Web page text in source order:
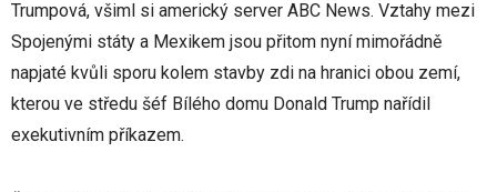
Trumpová, všiml si americký server ABC News. Vztahy mezi
Spojenými státy a Mexikem jsou přitom nyní mimořádně
napjaté kvůli sporu kolem stavby zdi na hranici obou zemí,
kterou ve středu šéf Bílého domu Donald Trump nařídil
exekutivním příkazem.